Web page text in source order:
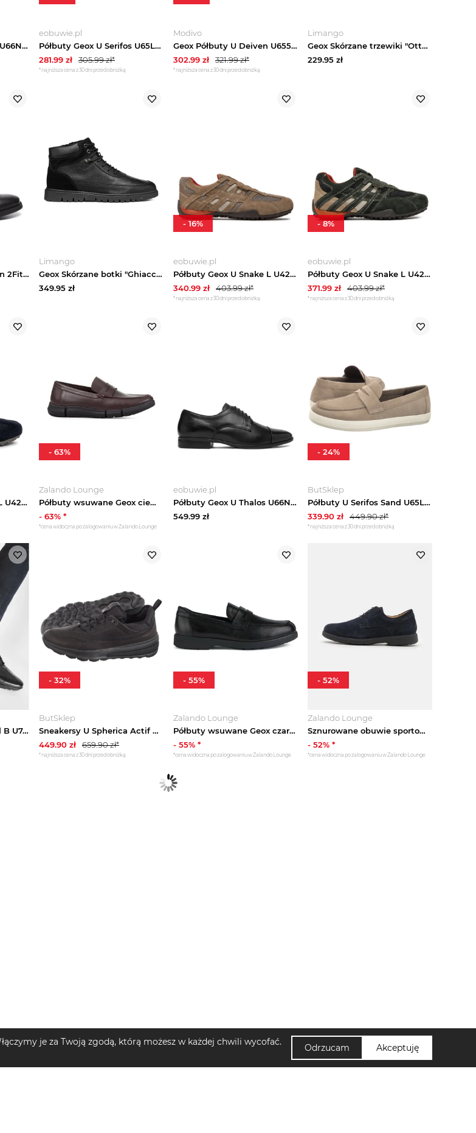
Półbuty Geox U Thalos U66NYB 00043 C6001 Brązowy
eobuwie.pl
Półbuty Geox U Serifos U65LSJ 00046 C6002 Brązowy
281.99 zł 305.99zł*
*najniższa cena z 30 dni przed obniżką
Modivo
Geox Półbuty U Deiven U655WB 00043 C6002 Brązowy
302.99 zł 321.99zł*
*najniższa cena z 30 dni przed obniżką
Limango
Geox Skórzane trzewiki "Ottavio" w kolorze szarobrązowym rozmiar: 44
229.95 zł
Półbuty Geox U Brayden 2Fit Abx C U54N1C 00043 C9999 Czarny
Limango
Geox Skórzane botki "Ghiacciaio" w kolorze czarnym rozmiar: 44
349.95 zł
eobuwie.pl
Półbuty Geox U Snake L U4207L 02214 C0845 Beżowy
340.99 zł 403.99zł*
*najniższa cena z 30 dni przed obniżką
- 16%
eobuwie.pl
Półbuty Geox U Snake L U4207L 02214 C1300 Zielony
371.99 zł 403.99zł*
*najniższa cena z 30 dni przed obniżką
-8%
Półbuty Geox U Snake L U4207L 02214 C4002 Granatowy
Zalando Lounge
Półbuty wsuwane Geox ciemnobrązowy
- 63% *
*cena widoczna po zalogowaniu w Zalando Lounge
- 63%
eobuwie.pl
Półbuty Geox U Thalos U66NYB 00043 C9999 Czarny
549.99 zł
ButSklep
Półbuty U Serifos Sand U65LSI 00022 C5004 (GE263-a) Geox
339.90 zł 449.90zł*
*najniższa cena z 30 dni przed obniżką
- 24%
Półbuty Geox U Symbol B U74A5B 01143 C9999 Czarny
ButSklep
Sneakersy U Spherica Actif A - Smo.Lea+L Black U46BAA 04315 C9999 (GE192-a) Geox
449.90 zł 659.90zł*
*najniższa cena z 30 dni przed obniżką
- 32%
Zalando Lounge
Półbuty wsuwane Geox czarny
- 55% *
*cena widoczna po zalogowaniu w Zalando Lounge
- 55%
Zalando Lounge
Sznurowane obuwie sportowe Geox granatowy
- 52% *
*cena widoczna po zalogowaniu w Zalando Lounge
- 52%
je za Twoją zgodą, którą możesz w każdej chwili wycofać.
Odrzucam Akceptuję